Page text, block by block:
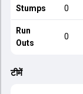
Stumps 0
Run
Outs
0
टीमें